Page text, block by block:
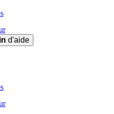
d'aide